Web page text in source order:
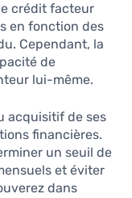
crédit facteur
en fonction des
Cependant, la
de
lui-même.
acquisitif de ses
financières.
un seuil de
et éviter
dans